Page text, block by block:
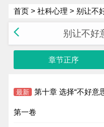
首页 > 社科心理 > 别让不
别让不好
章节正序
最新 第十章 选择“不好意
第一卷